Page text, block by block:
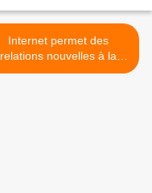
Internet permet des
relations nouvelles à la
lecture et à l'écriture.